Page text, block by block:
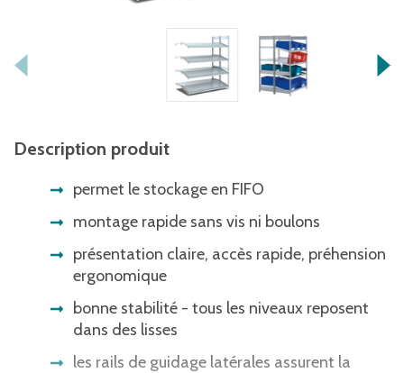
Description produit
permet le stockage en FIFO
montage rapide sans vis ni boulons
présentation claire, accès rapide, préhension
ergonomique
bonne stabilité - tous les niveaux reposent
dans des lisses
les rails de guidage latérales assurent la